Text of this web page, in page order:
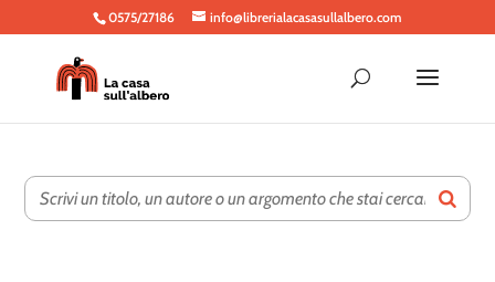
0575/27186 info@librerialacasasullalbero.com